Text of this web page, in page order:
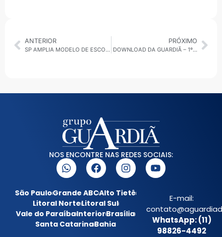
ANTERIOR
SP AMPLIA MODELO DE ESCOLAS CÍVICO-MILITARES
PRÓXIMO
DOWNLOAD DA GUARDIÃ – 1º 30 MINUTOS – 09.05.25 • SP – GRANDE ABC
NOS ENCONTRE NAS REDES SOCIAIS:
São PauloGrande ABCAlto Tietê
Litoral NorteLitoral Sul
Vale do ParaíbaInteriorBrasília
Santa CatarinaBahia
E-mail:
WhatsApp: (11)
98826-4492